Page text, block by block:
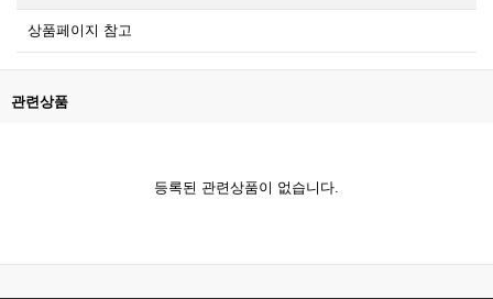
상품페이지 참고
관련상품
등록된 관련상품이 없습니다.